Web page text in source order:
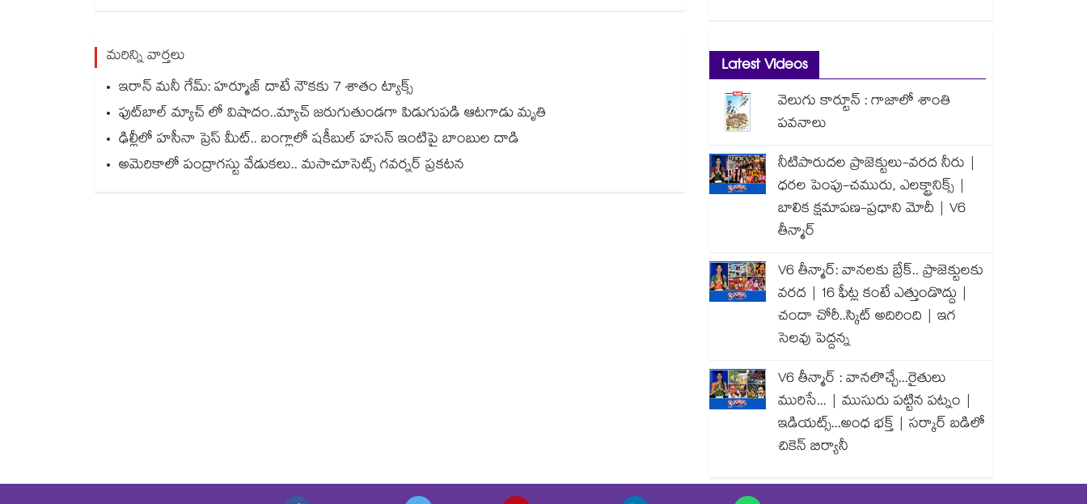
మరిన్ని వార్తలు
ఇరాన్ మనీ గేమ్: హర్మూజ్ దాటే నౌకకు 7 శాతం ట్యాక్స్
ఫుట్‌బాల్ మ్యాచ్ లో విషాదం..మ్యాచ్ జరుగుతుండగా పిడుగుపడి ఆటగాడు మృతి
ఢిల్లీలో హసీనా ప్రెస్ మీట్.. బంగ్లాలో షకీబుల్ హసన్ ఇంటిపై బాంబుల దాడి
అమెరికాలో పంద్రాగస్టు వేడుకలు.. మసాచూసెట్స్ గవర్నర్ ప్రకటన
Latest Videos
వెలుగు కార్టూన్ : గాజాలో శాంతి
పవనాలు
నీటిపారుదల ప్రాజెక్టులు-వరద నీరు |
ధరల పెంపు-చమురు, ఎలక్ట్రానిక్స్ |
బాలిక క్షమాపణ-ప్రధాని మోదీ | V6
తీన్మార్
V6 తీన్మార్: వానలకు బ్రేక్.. ప్రాజెక్టులకు
వరద | 16 ఫీట్ల కంటే ఎత్తుండొద్దు |
చందా చోరీ..స్కిట్ అదిరింది | ఇగ
సెలవు పెద్దన్న
V6 తీన్మార్ : వానలొచ్చే...రైతులు
మురిసే... | ముసురు పట్టిన పట్నం |
ఇడియట్స్...అంధ భక్త్ | సర్కార్ బడిలో
చికెన్ బిర్యానీ